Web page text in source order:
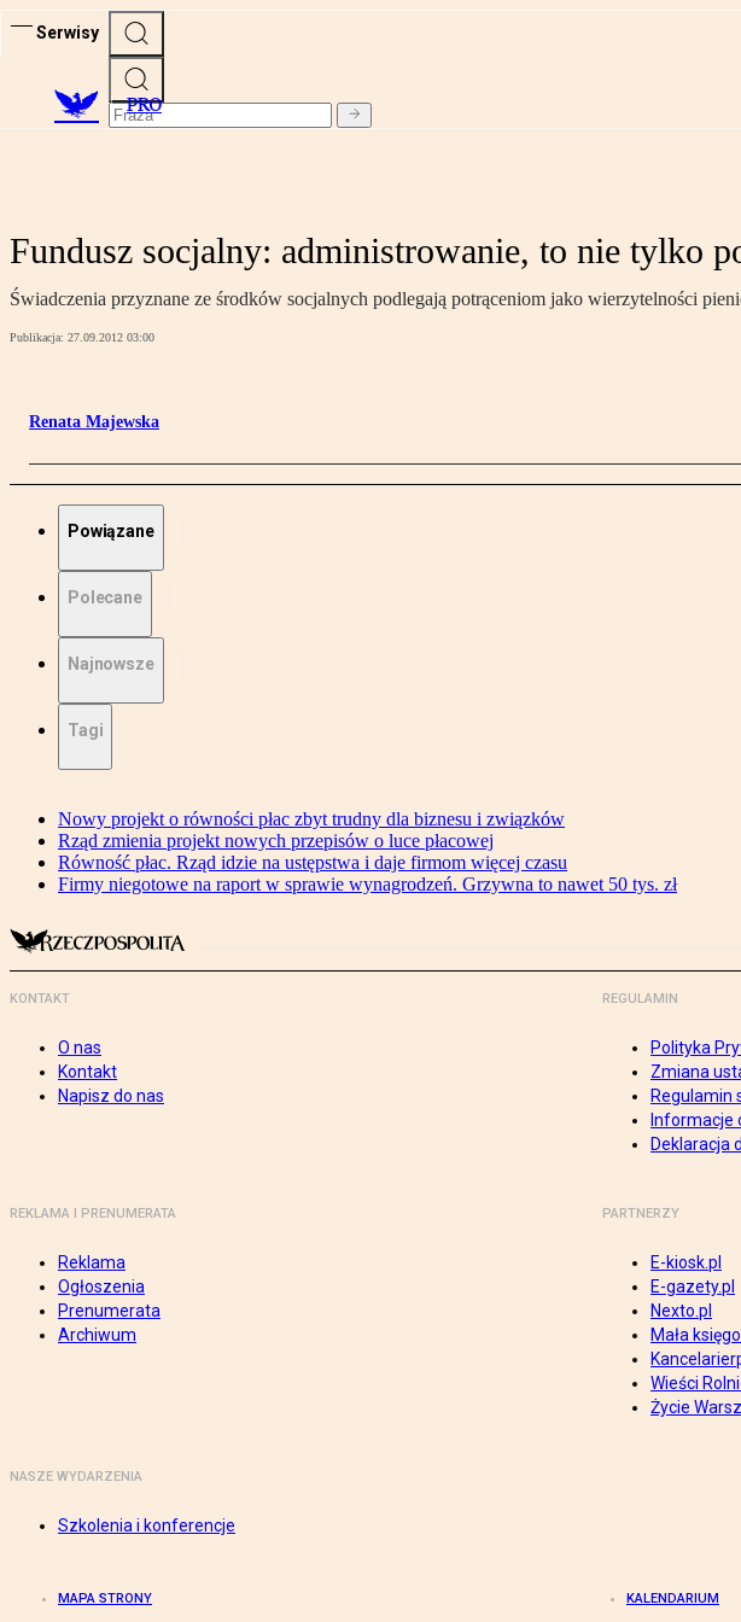
Serwisy
PRO
Fundusz socjalny: administrowanie, to nie tylko
Świadczenia przyznane ze środków socjalnych podlegają potrąceniom jako wierzytelności
Publikacja: 27.09.2012 03:00
Renata Majewska
Powiązane
Polecane
Najnowsze
Tagi
Nowy projekt o równości płac zbyt trudny dla biznesu i związków
Rząd zmienia projekt nowych przepisów o luce płacowej
Równość płac. Rząd idzie na ustępstwa i daje firmom więcej czasu
Firmy niegotowe na raport w sprawie wynagrodzeń. Grzywna to nawet 50 tys. zł
KONTAKT
O nas
Kontakt
Napisz do nas
REGULAMIN
Polityka
Zmiana
Regulamin
Informacje
Deklaracja
REKLAMA I PRENUMERATA
Reklama
Ogłoszenia
Prenumerata
Archiwum
PARTNERZY
E-kiosk.pl
E-gazety.pl
Nexto.pl
Mała
Wieści
Życie
NASZE WYDARZENIA
Szkolenia i konferencje
MAPA STRONY KALENDARIUM